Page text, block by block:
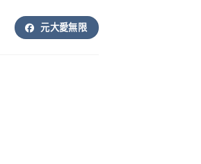
元大愛無限